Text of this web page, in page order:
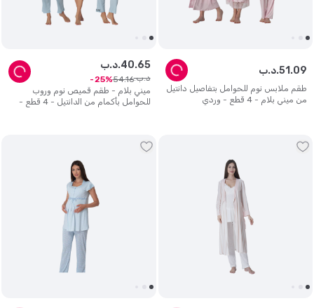
طقم ملابس نوم للحوامل بتفاصيل دانتيل
من ميني بلام - 4 قطع - وردي
د.ب.51 .09
ميني بلام - طقم قميص نوم وروب
للحوامل بأكمام من الدانتيل - 4 قطع -
د.ب.40.65
د.ب. 54.16
25